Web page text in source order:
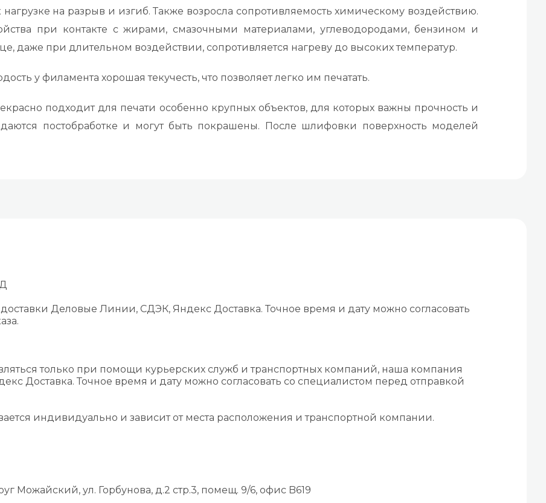
на разрыв и изгиб. Также возросла сопротивляемость химическому воздействию.
при контакте с жирами, смазочными материалами, углеводородами, бензином и
даже при длительном воздействии, сопротивляется нагреву до высоких температур.
у филамента хорошая текучесть, что позволяет легко им печатать.
подходит для печати особенно крупных объектов, для которых важны прочность и
постобработке и могут быть покрашены. После шлифовки поверхность моделей
Деловые Линии, СДЭК, Яндекс Доставка. Точное время и дату можно согласовать
только при помощи курьерских служб и транспортных компаний, наша компания
Доставка. Точное время и дату можно согласовать со специалистом перед отправкой
индивидуально и зависит от места расположения и транспортной компании.
Можайский, ул. Горбунова, д.2 стр.3, помещ. 9/6, офис B619